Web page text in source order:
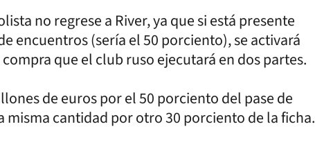
no regrese a River, ya que si está presente
encuentros (sería el 50 porciento), se activará
que el club ruso ejecutará en dos partes.
de euros por el 50 porciento del pase de
misma cantidad por otro 30 porciento de la ficha.